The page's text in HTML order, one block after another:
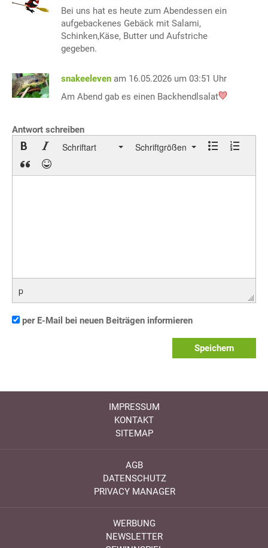
Bei uns hat es heute zum Abendessen ein
aufgebackenes Gebäck mit Salami,
Schinken,Käse, Butter und Aufstriche
gegeben.
snakeeleven am 16.05.2026 um 03:51 Uhr
Am Abend gab es einen Backhendlsalat
Antwort schreiben
Schriftart Schriftgrößen
p
per E-Mail bei neuen Beiträgen informieren
Speichern
IMPRESSUM
KONTAKT
SITEMAP
AGB
DATENSCHUTZ
PRIVACY MANAGER
WERBUNG
NEWSLETTER